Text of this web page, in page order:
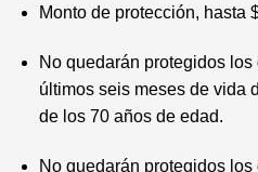
Monto de protección, hasta
No quedarán protegidos
últimos seis meses de vida
de los 70 años de edad.
No quedarán protegidos